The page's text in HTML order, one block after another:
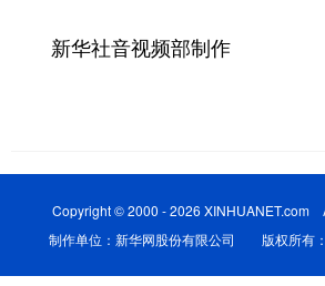
新华社音视频部制作
Copyright © 2000 - 2026 XINHUANET.com
制作单位：新华网股份有限公司 版权所有